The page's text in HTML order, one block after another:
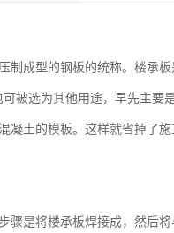
制成型的钢板的统称。楼承
被选为其他用途，早先主要
凝土的模板。这样就省掉了
是将楼承板焊接成，然后将